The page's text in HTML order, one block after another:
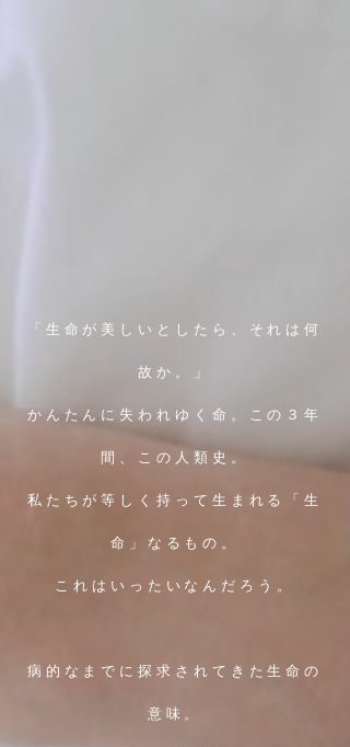
「生命が美しいとしたら、それは何
故か。」
かんたんに失われゆく命。この３年
間、この人類史。
私たちが等しく持って生まれる「生
命」なるもの。
これはいったいなんだろう。
病的なまでに探求されてきた生命の
意味。